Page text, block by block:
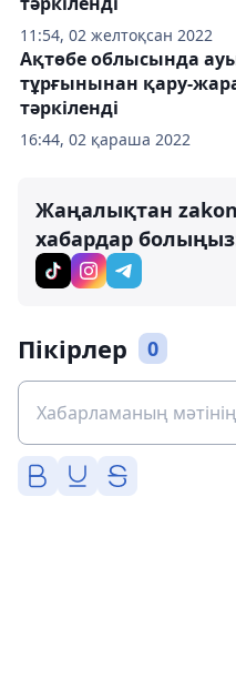
11:54, 02 желтоқсан 2022
16:44, 02 қараша 2022
Ақтөбе облысында
тұрғынынан қару-
тәркіленді
Жаңалықтан
хабардар
Пікірлер 0